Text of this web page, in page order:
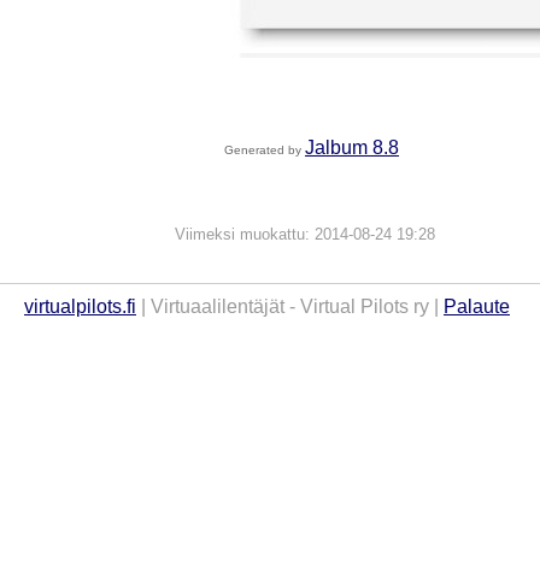
Generated by Jalbum 8.8
Viimeksi muokattu: 2014-08-24 19:28
virtualpilots.fi | Virtuaalilentäjät - Virtual Pilots ry | Palaute